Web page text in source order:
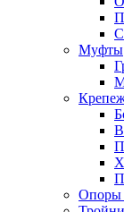
Муфты
Опоры